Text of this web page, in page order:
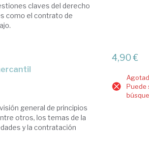
claves del derecho
como el contrato de
general de principios
otros, los temas de la
y la contratación
4,90 €
Puede